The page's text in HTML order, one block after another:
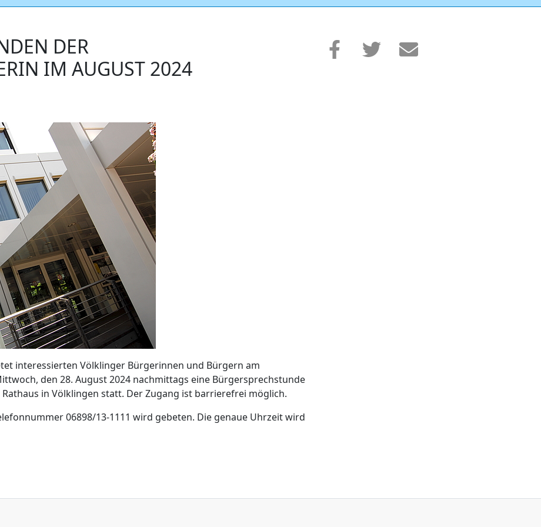
DER
IM AUGUST 2024
interessierten Völklinger Bürgerinnen und Bürgern am
den 28. August 2024 nachmittags eine Bürgersprechstunde
in Völklingen statt. Der Zugang ist barrierefrei möglich.
06898/13-1111 wird gebeten. Die genaue Uhrzeit wird